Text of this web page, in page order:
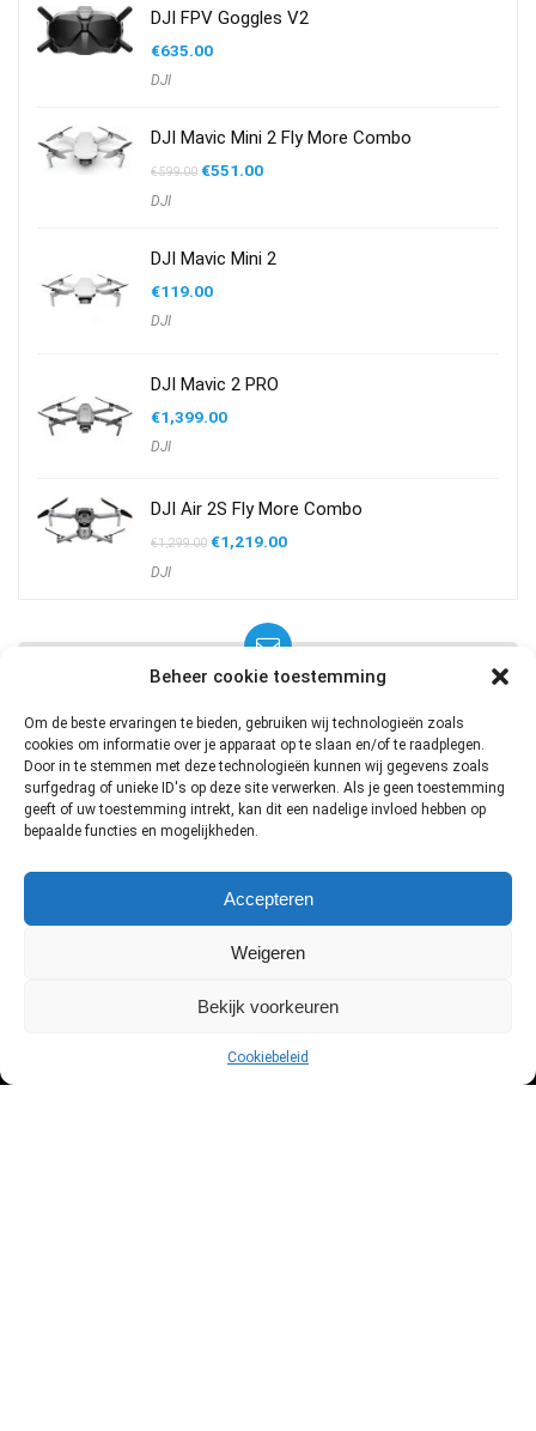
Beheer cookie toestemming
Om de beste ervaringen te bieden, gebruiken wij technologieën zoals
cookies om informatie over je apparaat op te slaan en/of te raadplegen.
Door in te stemmen met deze technologieën kunnen wij gegevens zoals
surfgedrag of unieke ID's op deze site verwerken. Als je geen toestemming
geeft of uw toestemming intrekt, kan dit een nadelige invloed hebben op
bepaalde functies en mogelijkheden.
Accepteren
Weigeren
Bekijk voorkeuren
Cookiebeleid
DJI FPV Goggles V2
€635.00
DJI
DJI Mavic Mini 2 Fly More Combo
€599.00 Oorspronkelijke
€551.00Huidige
DJI
DJI Mavic Mini 2
€119.00
DJI
DJI Mavic 2 PRO
€1,399.00
DJI
DJI Air 2S Fly More Combo
€1,299.00 Oorspronkelijke
€1,219.00Huidige
DJI
MAIL?
Krijg de laatste deals, tips en tricks in je email!